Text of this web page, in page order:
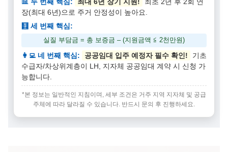
장(최대 6년)으로 주거 안정성이 높아요.
🧮 세 번째 핵심:
실질 부담금 = 총 보증금 – (지원금액 ≦ 2천만원)
👩‍💻 네 번째 핵심: 공공임대 입주 예정자 필수 확인!
기초
수급자/차상위계층이 LH, 지자체 공공임대 계약 시 신청 가
능합니다.
*본 정보는 일반적인 지침이며, 세부 조건은 거주 지역 지자체 및 공급
주체에 따라 달라질 수 있습니다. 반드시 문의 후 진행하세요.